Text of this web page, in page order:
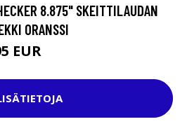
8.875" SKEITTILAUDAN
ORANSSI
EUR